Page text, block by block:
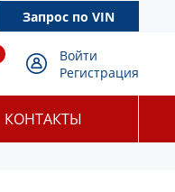
Запрос по VIN
Войти
Регистрация
КОНТАКТЫ